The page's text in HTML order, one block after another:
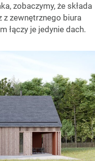
zobaczymy, że składa
z zewnętrznego biura
łączy je jedynie dach.